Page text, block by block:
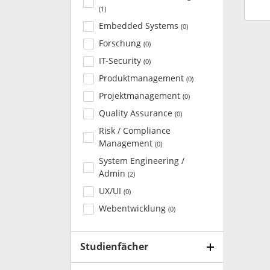
(1 )
Embedded Systems (0)
Forschung (0)
IT-Security (0)
Produktmanagement (0)
Projektmanagement (0)
Quality Assurance (0)
Risk / Compliance
Management (0)
System Engineering /
Admin (2)
UX/UI (0)
Webentwicklung (0)
Studienfächer